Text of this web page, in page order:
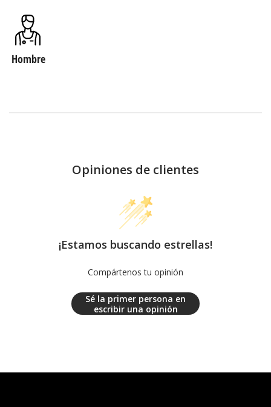
Hombre
Opiniones de clientes
¡Estamos buscando estrellas!
Compártenos tu opinión
Sé la primer persona en
escribir una opinión